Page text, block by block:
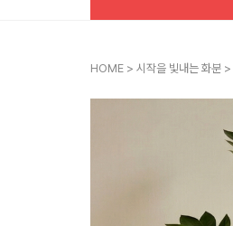
HOME > 시작을 빛내는 화분 >